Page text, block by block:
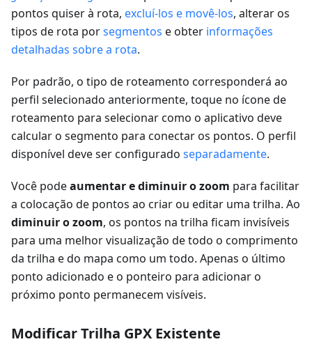
pontos quiser à rota, excluí-los e movê-los, alterar os
tipos de rota porsegmentos e obter informações
detalhadas sobre a rota.
Por padrão, o tipo de roteamento corresponderá ao
perfil selecionado anteriormente, toque no ícone de
roteamento para selecionar como o aplicativo deve
calcular o segmento para conectar os pontos. O perfil
disponível deve ser configurado separadamente.
Você podeaumentar e diminuir o zoom para facilitar
a colocação de pontos ao criar ou editar uma trilha. Ao
diminuir o zoom, os pontos na trilha ficam invisíveis
para uma melhor visualização de todo o comprimento
da trilha e do mapa como um todo. Apenas o último
ponto adicionado e o ponteiro para adicionar o
próximo ponto permanecem visíveis.
Modificar Trilha GPX Existente